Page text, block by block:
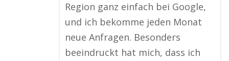
Region ganz einfach bei Google,
und ich bekomme jeden Monat
neue Anfragen. Besonders
beeindruckt hat mich, dass ich